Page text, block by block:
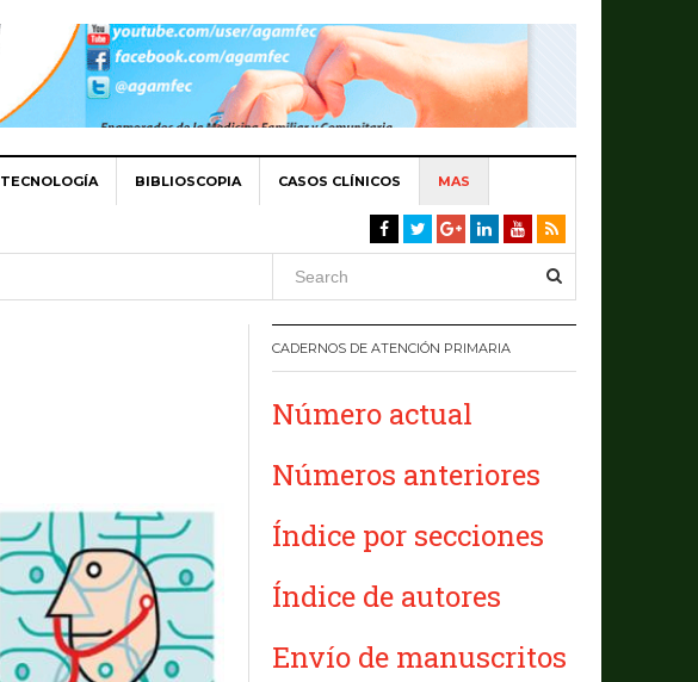
TECNOLOGÍA BIBLIOSCOPIA CASOS CLÍNICOS MAS
CADERNOS DE ATENCIÓN PRIMARIA
Número actual
Números anteriores
Índice por secciones
Índice de autores
Envío de manuscritos